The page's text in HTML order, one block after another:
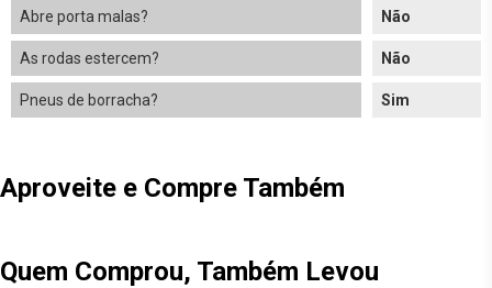
Abre porta malas? Não
As rodas estercem? Não
Pneus de borracha? Sim
Aproveite e Compre Também
Quem Comprou, Também Levou